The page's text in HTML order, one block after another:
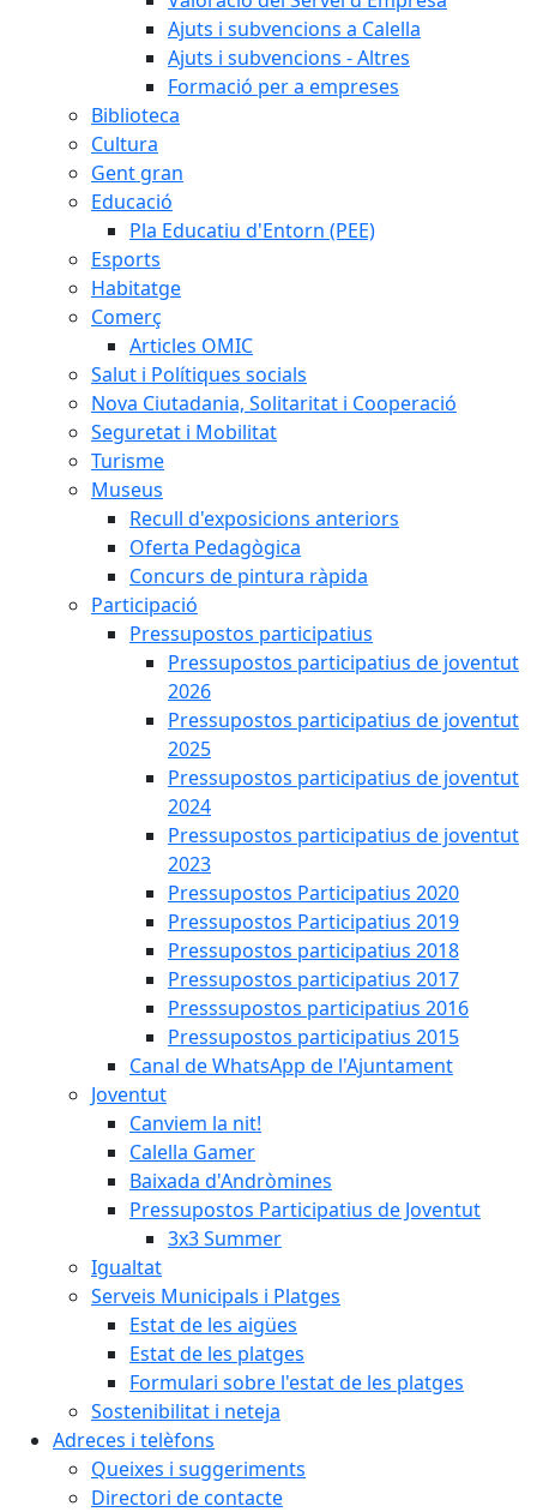
Ajuts i subvencions a Calella
Ajuts i subvencions - Altres
Formació per a empreses
Biblioteca
Cultura
Gent gran
Educació
Pla Educatiu d'Entorn (PEE)
Esports
Habitatge
Comerç
Articles OMIC
Salut i Polítiques socials
Nova Ciutadania, Solitaritat i Cooperació
Seguretat i Mobilitat
Turisme
Museus
Recull d'exposicions anteriors
Oferta Pedagògica
Concurs de pintura ràpida
Participació
Pressupostos participatius
Pressupostos participatius de joventut
2026
Pressupostos participatius de joventut
2025
Pressupostos participatius de joventut
2024
Pressupostos participatius de joventut
2023
Pressupostos Participatius 2020
Pressupostos Participatius 2019
Pressupostos participatius 2018
Pressupostos participatius 2017
Presssupostos participatius 2016
Pressupostos participatius 2015
Canal de WhatsApp de l'Ajuntament
Joventut
Canviem la nit!
Calella Gamer
Baixada d'Andròmines
Pressupostos Participatius de Joventut
3x3 Summer
Igualtat
Serveis Municipals i Platges
Estat de les aigües
Estat de les platges
Formulari sobre l'estat de les platges
Sostenibilitat i neteja
Adreces i telèfons
Queixes i suggeriments
Directori de contacte